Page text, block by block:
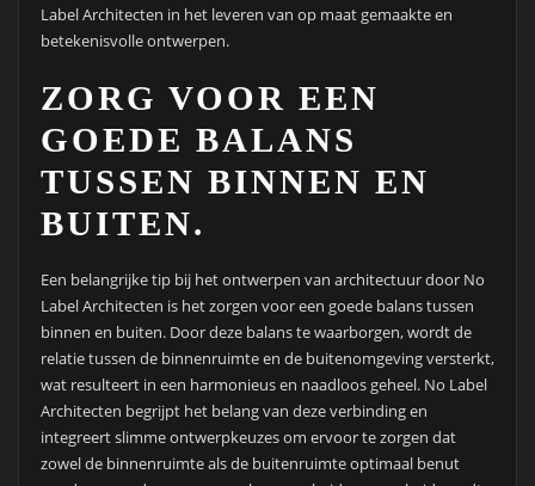
Label Architecten in het leveren van op maat gemaakte en
betekenisvolle ontwerpen.
ZORG VOOR EEN
GOEDE BALANS
TUSSEN BINNEN EN
BUITEN.
Een belangrijke tip bij het ontwerpen van architectuur door No
Label Architecten is het zorgen voor een goede balans tussen
binnen en buiten. Door deze balans te waarborgen, wordt de
relatie tussen de binnenruimte en de buitenomgeving versterkt,
wat resulteert in een harmonieus en naadloos geheel. No Label
Architecten begrijpt het belang van deze verbinding en
integreert slimme ontwerpkeuzes om ervoor te zorgen dat
zowel de binnenruimte als de buitenruimte optimaal benut